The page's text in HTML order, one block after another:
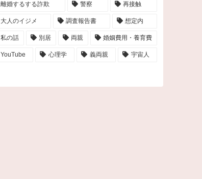
離婚するする詐欺 警察 再接触
大人のイジメ 調査報告書 想定内
私の話 別居 両親 婚姻費用・養育費
YouTube 心理学 義両親 宇宙人